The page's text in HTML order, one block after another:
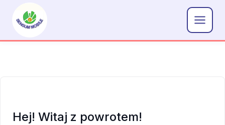
treści
Hej! Witaj z powrotem!